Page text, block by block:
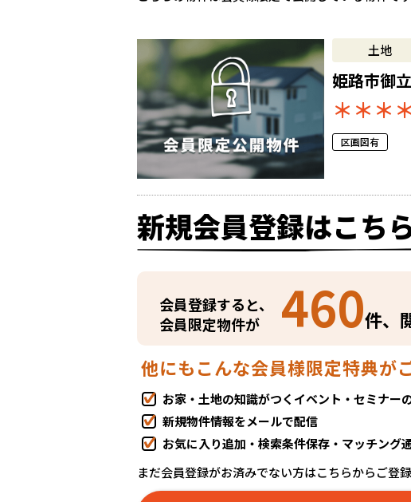
土地
姫路市御
＊＊＊＊
区画図有
新規会員登録はこち
会員登録すると、
会員限定物件が
460件、
他にもこんな会員様限定特典が
お家・土地の知識がつくイベント・セミナー
新規物件情報をメールで配信
お気に入り追加・検索条件保存・マッチング
まだ会員登録がお済みでない方はこちらからご登録